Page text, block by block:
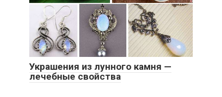
Украшения из лунного камня —
лечебные свойства